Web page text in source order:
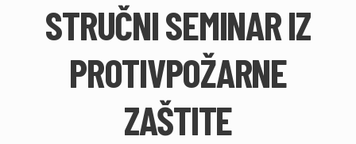
STRUČNI SEMINAR IZ
PROTIVPOŽARNE
ZAŠTITE